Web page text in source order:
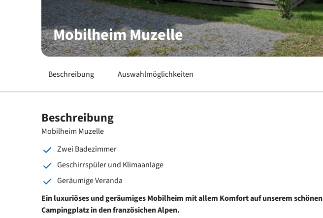
Mobilheim Muzelle
Beschreibung Auswahlmöglichkeiten
Beschreibung
Mobilheim Muzelle
Zwei Badezimmer
Geschirrspüler und Klimaanlage
Geräumige Veranda
Ein luxuriöses und geräumiges Mobilheim mit allem Komfort auf unserem schönen
Campingplatz in den französichen Alpen.